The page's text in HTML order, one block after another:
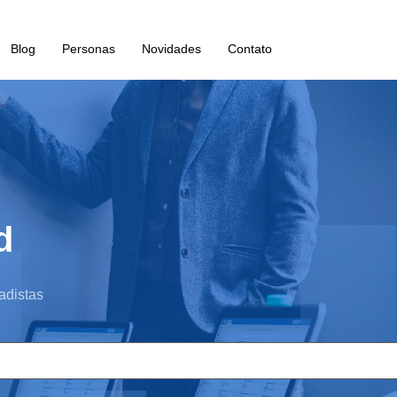
Blog Personas Novidades Contato